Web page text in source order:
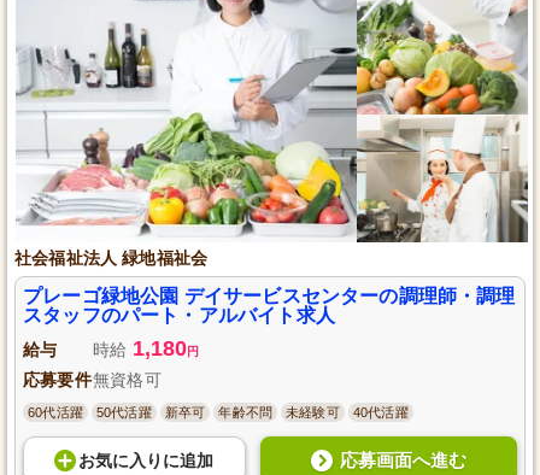
社会福祉法人 緑地福祉会
プレーゴ緑地公園 デイサービスセンターの調理師・調理
スタッフのパート・アルバイト求人
給与 時給 1,180円
応募要件無資格可
60代活躍 50代活躍 新卒可 年齢不問 未経験可 40代活躍
お気に入り に追加 応募画面へ進む